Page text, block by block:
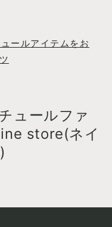
ールアイテムをお
ュールファ
store(ネイ